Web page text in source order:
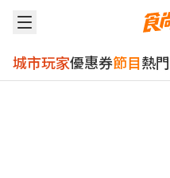
城市玩家優惠券節目熱門